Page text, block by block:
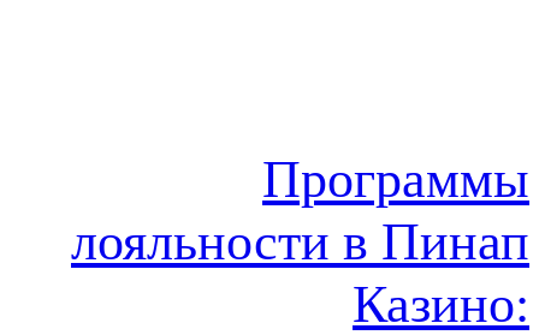
лояльности